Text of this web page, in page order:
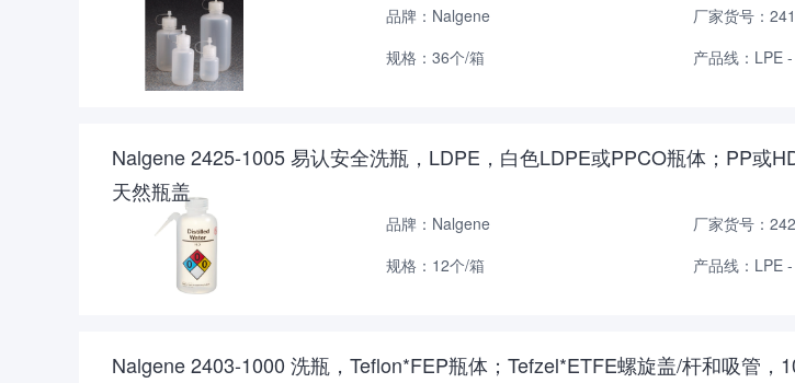
品牌：Nalgene
厂家货号：
规格：36个/箱
产品线：LPE
Nalgene 2425-1005 易认安全洗瓶，LDPE，白色LDPE或PPCO瓶体；PP或
天然瓶盖
品牌：Nalgene
厂家货号：
规格：12个/箱
产品线：LPE
Nalgene 2403-1000 洗瓶，Teflon*FEP瓶体；Tefzel*ETFE螺旋盖/杆和吸管，